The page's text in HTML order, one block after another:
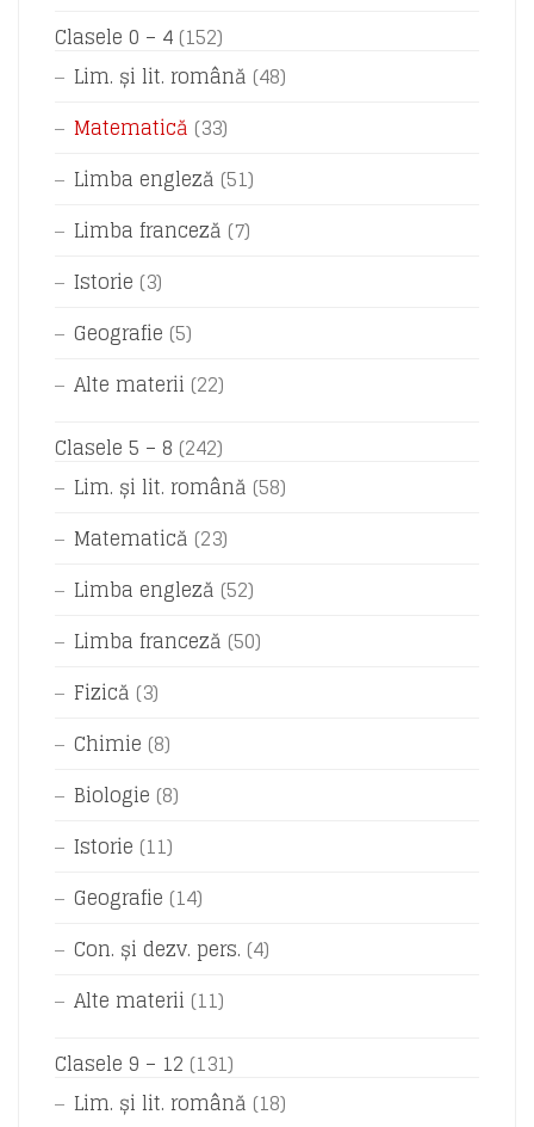
Clasele 0 – 4 (152)
Lim. și lit. română (48)
Matematică (33)
Limba engleză (51)
Limba franceză (7)
Istorie (3)
Geografie (5)
Alte materii (22)
Clasele 5 – 8 (242)
Lim. și lit. română (58)
Matematică (23)
Limba engleză (52)
Limba franceză (50)
Fizică (3)
Chimie (8)
Biologie (8)
Istorie (11)
Geografie (14)
Con. și dezv. pers. (4)
Alte materii (11)
Clasele 9 – 12 (131)
Lim. și lit. română (18)